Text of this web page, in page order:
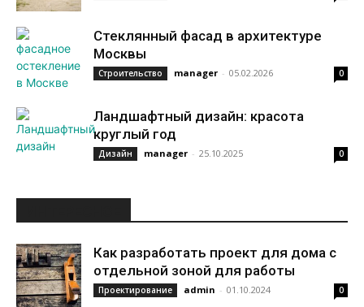
Стеклянный фасад в архитектуре
Москвы
Строительство manager - 05.02.2026 0
Ландшафтный дизайн: красота
круглый год
Дизайн manager - 25.10.2025 0
Как разработать проект для дома с
отдельной зоной для работы
Проектирование admin - 01.10.2024 0